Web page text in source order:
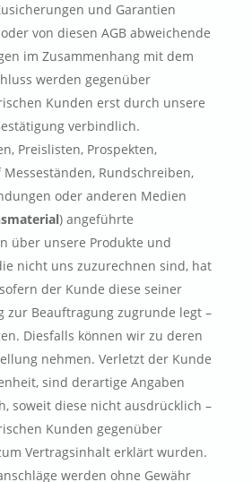
und Garantien
von diesen AGB abweichende
im Zusammenhang mit dem
werden gegenüber
Kunden erst durch unsere
verbindlich.
Preislisten, Prospekten,
Rundschreiben,
oder anderen Medien
) angeführte
über unsere Produkte und
nicht uns zuzurechnen sind, hat
der Kunde diese seiner
zur Beauftragung zugrunde legt –
Diesfalls können wir zu deren
nehmen. Verletzt der Kunde
sind derartige Angaben
soweit diese nicht ausdrücklich –
Kunden gegenüber
Vertragsinhalt erklärt wurden.
werden ohne Gewähr